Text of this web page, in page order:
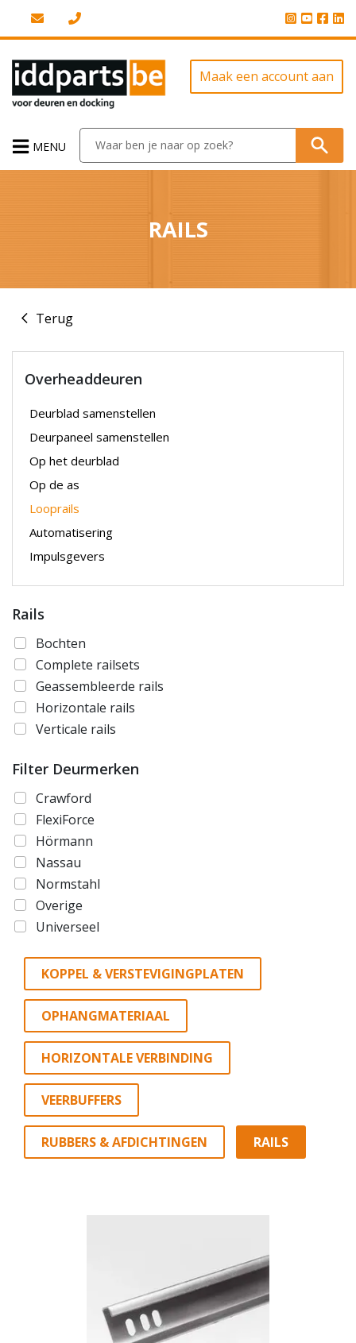
Maak een account aan
MENU
RAILS
Terug
Overheaddeuren
Deurblad samenstellen
Deurpaneel samenstellen
Op het deurblad
Op de as
Looprails
Automatisering
Impulsgevers
Rails
Bochten
Complete railsets
Geassembleerde rails
Horizontale rails
Verticale rails
Filter Deurmerken
Crawford
FlexiForce
Hörmann
Nassau
Normstahl
Overige
Universeel
KOPPEL & VERSTEVIGINGPLATEN
OPHANGMATERIAAL
HORIZONTALE VERBINDING
VEERBUFFERS
RUBBERS & AFDICHTINGEN RAILS